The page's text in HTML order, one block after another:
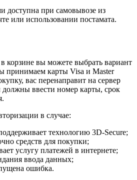
доступна при самовывозе из
или использовании постамата.
корзине вы можете выбрать вариант
принимаем карты Visa и Master
вас перенаправит на сервер
ввести номер карты, срок
в случае:
технологию 3D-Secure;
средств для покупки;
услугу платежей в интернете;
ввода данных;
ошибка.